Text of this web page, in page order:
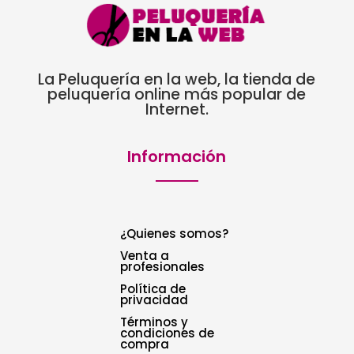
La Peluquería en la web, la tienda de
peluquería online más popular de
Internet.
Información
¿Quienes somos?
Venta a
profesionales
Política de
privacidad
Términos y
condiciones de
compra